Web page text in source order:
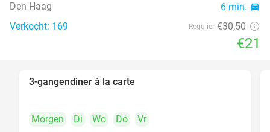
Den Haag 6 min. directions_car
Verkocht: 169 Regulier €30,50
€21
3-gangendiner à la carte
Morgen Di Wo Do
Vr